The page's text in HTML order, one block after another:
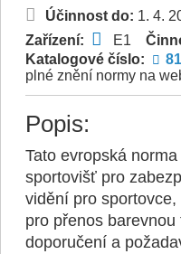
Účinnost do: 1. 4.
Zařízení:
E1
Katalogové číslo:
plné znění normy na
Popis:
Tato evropská
sportovišť pro
vidění pro
pro přenos
doporučení a